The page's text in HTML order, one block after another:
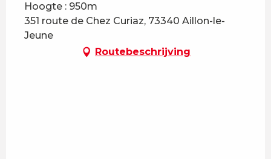
Hoogte : 950m
351 route de Chez Curiaz, 73340 Aillon-le-
Jeune
Routebeschrijving